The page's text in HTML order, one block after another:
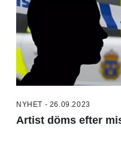
NYHET - 26.09.2023
Artist döms efter